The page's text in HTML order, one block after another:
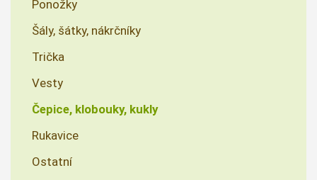
Ponožky
Šály, šátky, nákrčníky
Trička
Vesty
Čepice, klobouky, kukly
Rukavice
Ostatní